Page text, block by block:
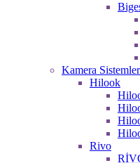
Kamera
Hilook
Rivo